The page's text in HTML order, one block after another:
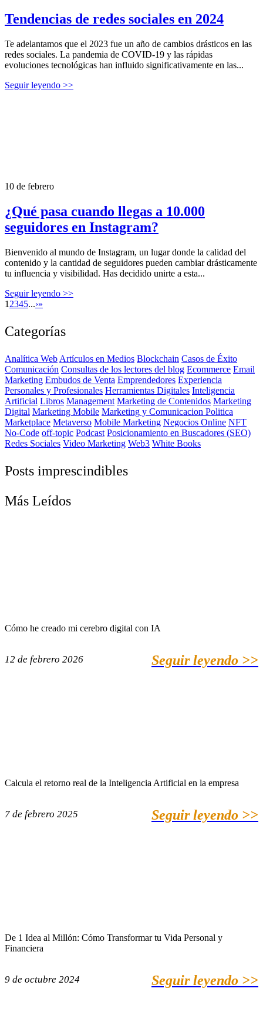
Tendencias de redes sociales en 2024
Te adelantamos que el 2023 fue un año de cambios drásticos en las
redes sociales. La pandemia de COVID-19 y las rápidas
evoluciones tecnológicas han influido significativamente en las...
Seguir leyendo >>
10 de febrero
¿Qué pasa cuando llegas a 10.000
seguidores en Instagram?
Bienvenido al mundo de Instagram, un lugar donde la calidad del
contenido y la cantidad de seguidores pueden cambiar drásticamente
tu influencia y visibilidad. Has decidido unirte a esta...
Seguir leyendo >>
1 2345...›»
Categorías
Analítica Web Artículos en Medios Blockchain Casos de Éxito
Comunicación Consultas de los lectores del blog Ecommerce Email
Marketing Embudos de Venta Emprendedores Experiencia
Personales y Profesionales Herramientas Digitales Inteligencia
Artificial Libros Management Marketing de Contenidos Marketing
Digital Marketing Mobile Marketing y Comunicacion Politica
Marketplace Metaverso Mobile Marketing Negocios Online NFT
No-Code off-topic Podcast Posicionamiento en Buscadores (SEO)
Redes Sociales Video Marketing Web3 White Books
Posts imprescindibles
Más Leídos
Cómo he creado mi cerebro digital con IA
12 de febrero 2026 Seguir leyendo >>
Calcula el retorno real de la Inteligencia Artificial en la empresa
7 de febrero 2025 Seguir leyendo >>
De 1 Idea al Millón: Cómo Transformar tu Vida Personal y
Financiera
9 de octubre 2024 Seguir leyendo >>